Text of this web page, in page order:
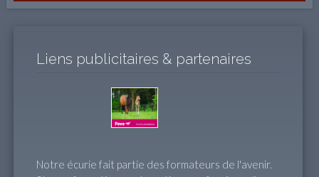
Liens publicitaires & partenaires
Notre écurie fait partie des formateurs de l'avenir.